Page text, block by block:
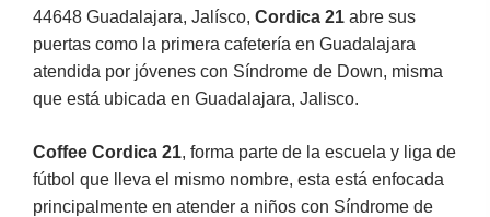
44648 Guadalajara, Jalísco, Cordica 21 abre sus
puertas como la primera cafetería en Guadalajara
atendida por jóvenes con Síndrome de Down, misma
que está ubicada en Guadalajara, Jalisco.
Coffee Cordica 21, forma parte de la escuela y liga de
fútbol que lleva el mismo nombre, esta está enfocada
principalmente en atender a niños con Síndrome de